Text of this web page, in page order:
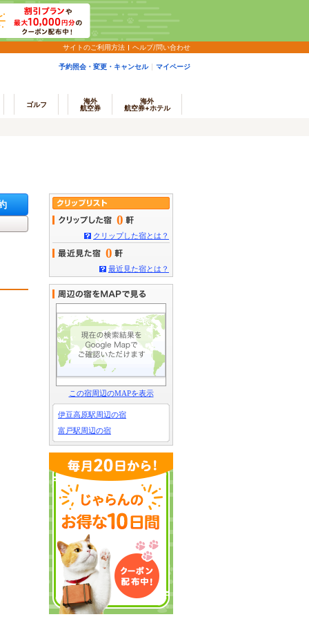
サイトのご利用方法 ヘルプ/問い合わせ
予約照会・変更・キャンセル マイページ
ゴルフ
海外
航空券
海外
航空券+ホテル
0
クリップした宿とは？
0
最近見た宿とは？
この宿周辺のMAPを表示
伊豆高原駅周辺の宿
富戸駅周辺の宿